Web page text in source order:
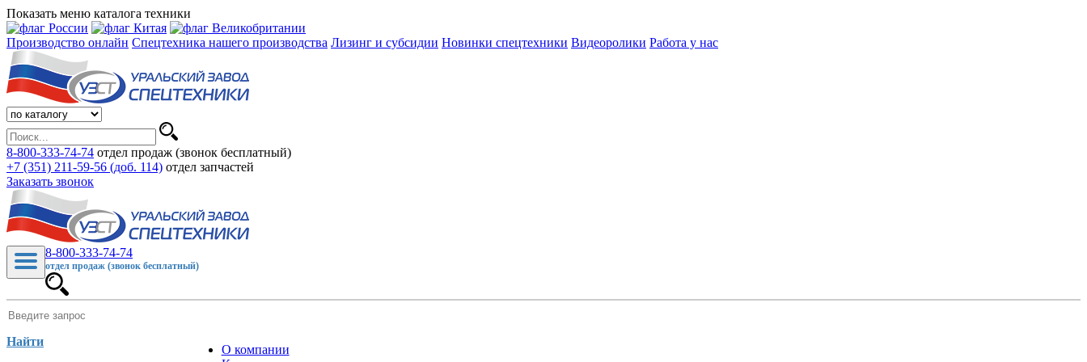
Показать меню каталога техники
Производство онлайн Спецтехника нашего производства Лизинг и субсидии Новинки спецтехники Видеоролики Работа у нас
8-800-333-74-74 отдел продаж (звонок бесплатный)
+7 (351) 211-59-56 (доб. 114) отдел запчастей
Заказать звонок
8-800-333-74-74
отдел продаж (звонок бесплатный)
Найти
О компании